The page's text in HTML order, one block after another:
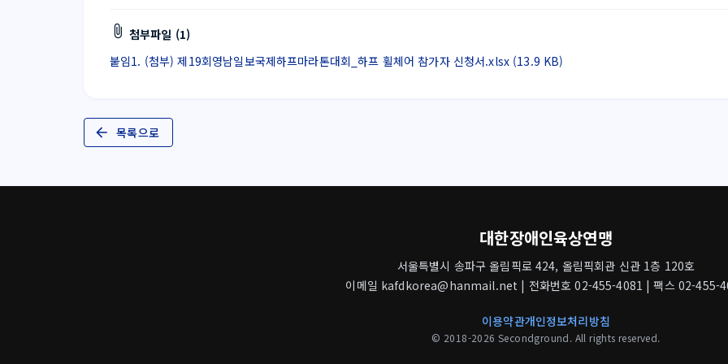
첨부파일 (1)
붙임1. (첨부) 제19회영남일보국제하프마라톤대회_하프 휠체어 참가자 신청서.xlsx (13.9 KB)
목록으로
대한장애인육상연맹
서울특별시 송파구 올림픽로 424, 올림픽회관 신관 1층 120호
이메일 kafdkorea@hanmail.net | 전화번호 02-455-4081 | 팩스 02-455-
이용약관개인정보처리방침
© 2018-2026 Secondground. All rights reserved.